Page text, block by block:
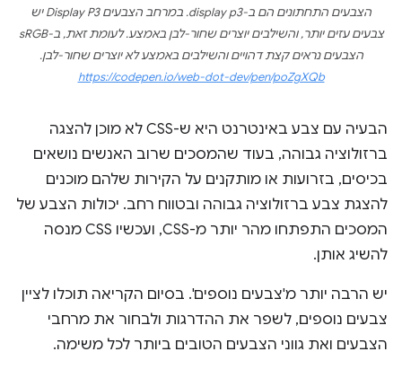
הצבעים התחתונים הם ב-display p3. במרחב הצבעים Display P3 יש
צבעים עזים יותר, והשילבים יוצרים שחור-לבן באמצע. לעומת זאת, ב-sRGB
הצבעים נראים קצת דהויים והשילבים באמצע לא יוצרים שחור-לבן.
https://codepen.io/web-dot-dev/pen/poZgXQb
הבעיה עם צבע באינטרנט היא ש-CSS לא מוכן להצגה
ברזולוציה גבוהה, בעוד שהמסכים שרוב האנשים נושאים
בכיסים, בזרועות או מותקנים על הקירות שלהם מוכנים
להצגת צבע ברזולוציה גבוהה ובטווח רחב. יכולות הצבע של
המסכים התפתחו מהר יותר מ-CSS, ועכשיו CSS מנסה
להשיג אותן.
יש הרבה יותר מ'צבעים נוספים'. בסיום הקריאה תוכלו לציין
צבעים נוספים, לשפר את ההדרגות ולבחור את מרחבי
הצבעים ואת גווני הצבעים הטובים ביותר לכל משימה.